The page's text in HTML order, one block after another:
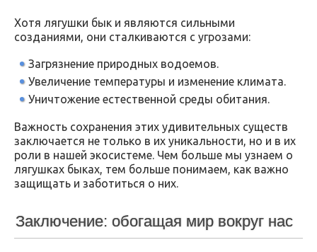
Хотя лягушки бык и являются сильными
созданиями, они сталкиваются с угрозами:
Загрязнение природных водоемов.
Увеличение температуры и изменение климата.
Уничтожение естественной среды обитания.
Важность сохранения этих удивительных существ
заключается не только в их уникальности, но и в их
роли в нашей экосистеме. Чем больше мы узнаем о
лягушках быках, тем больше понимаем, как важно
защищать и заботиться о них.
Заключение: обогащая мир вокруг нас